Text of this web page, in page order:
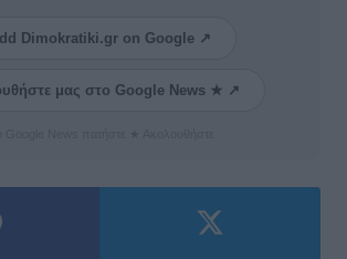
Dimokratiki.gr on Google ↗
μας στο Google News ★ ↗